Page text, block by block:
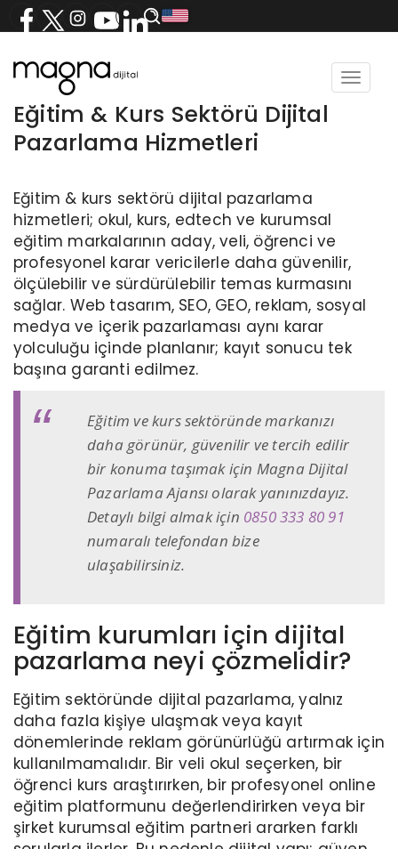
Toggle
Eğitim & Kurs Sektörü Dijital
Pazarlama Hizmetleri
Eğitim & kurs sektörü dijital pazarlama
hizmetleri; okul, kurs, edtech ve kurumsal
eğitim markalarının aday, veli, öğrenci ve
profesyonel karar vericilerle daha güvenilir,
ölçülebilir ve sürdürülebilir temas kurmasını
sağlar. Web tasarım, SEO, GEO, reklam, sosyal
medya ve içerik pazarlaması aynı karar
yolculuğu içinde planlanır; kayıt sonucu tek
başına garanti edilmez.
Eğitim ve kurs sektöründe markanızı
daha görünür, güvenilir ve tercih edilir
bir konuma taşımak için Magna Dijital
Pazarlama Ajansı olarak yanınızdayız.
Detaylı bilgi almak için 0850 333 80 91
numaralı telefondan bize
ulaşabilirsiniz.
Eğitim kurumları için dijital
pazarlama neyi çözmelidir?
Eğitim sektöründe dijital pazarlama, yalnız
daha fazla kişiye ulaşmak veya kayıt
dönemlerinde reklam görünürlüğü artırmak için
kullanılmamalıdır. Bir veli okul seçerken, bir
öğrenci kurs araştırırken, bir profesyonel online
eğitim platformunu değerlendirirken veya bir
şirket kurumsal eğitim partneri ararken farklı